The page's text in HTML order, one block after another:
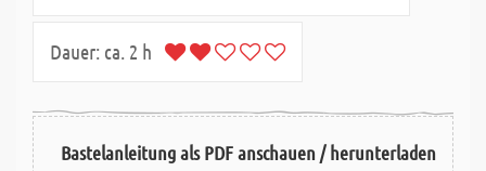
Dauer: ca. 2 h
Bastelanleitung als PDF anschauen / herunterladen